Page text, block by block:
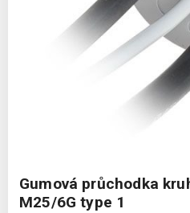
Gumová průchodka
M25/6G type 1